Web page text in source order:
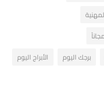
برجك اليوم
الأبراج اليوم